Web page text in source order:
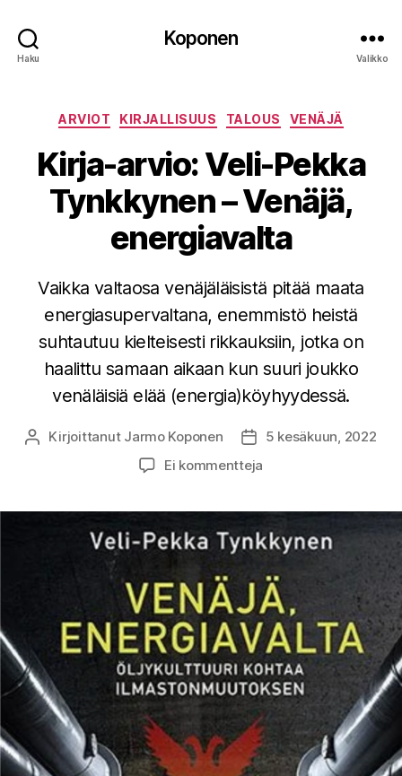
Haku
Koponen
Valikko
Kategoriat
ARVIOT KIRJALLISUUS TALOUS VENÄJÄ
Kirja-arvio: Veli-Pekka
Tynkkynen – Venäjä,
energiavalta
Vaikka valtaosa venäjäläisistä pitää maata
energiasupervaltana, enemmistö heistä
suhtautuu kielteisesti rikkauksiin, jotka on
haalittu samaan aikaan kun suuri joukko
venäläisiä elää (energia)köyhyydessä.
Kirjoittaja
Kirjoittanut Jarmo Koponen Julkaisupäivämäärä
5 kesäkuun, 2022
Ei kommentteja
Pekka
–
Venäjä,
energiavalta